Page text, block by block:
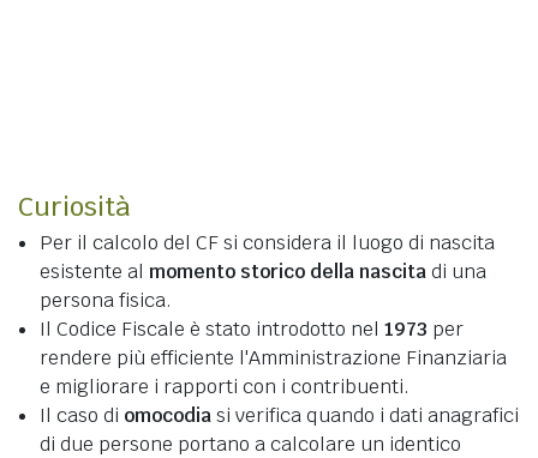
Curiosità
Per il calcolo del CF si considera il luogo di nascita
esistente al momento storico della nascitadi una
persona fisica.
Il Codice Fiscale è stato introdotto nel 1973 per
rendere più efficiente l'Amministrazione Finanziaria
e migliorare i rapporti con i contribuenti.
Il caso di omocodiasi verifica quando i dati anagrafici
di due persone portano a calcolare un identico